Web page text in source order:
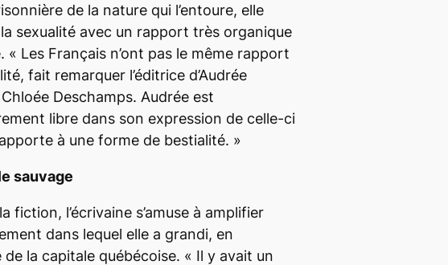
de la nature qui l’entoure, elle
sexualité avec un rapport très organique
« Les Français n’ont pas le même rapport
, fait remarquer l’éditrice d’Audrée
Deschamps. Audrée est
libre dans son expression de celle-ci
à une forme de bestialité. »
sauvage
fiction, l’écrivaine s’amuse à amplifier
dans lequel elle a grandi, en
de la capitale québécoise. « Il y avait un